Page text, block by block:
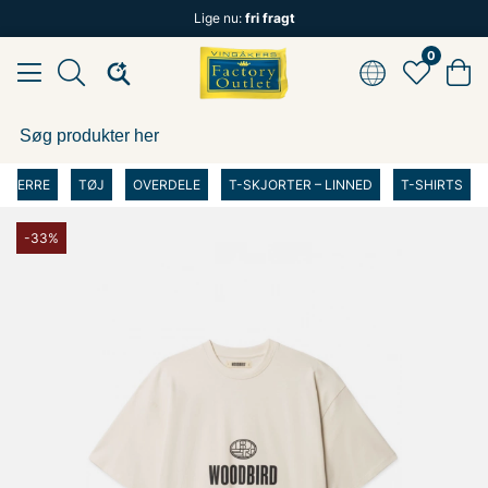
Lige nu: fri fragt
0
HERRE TØJ OVERDELE T-SKJORTER – LINNED T-SHIRTS
-33%